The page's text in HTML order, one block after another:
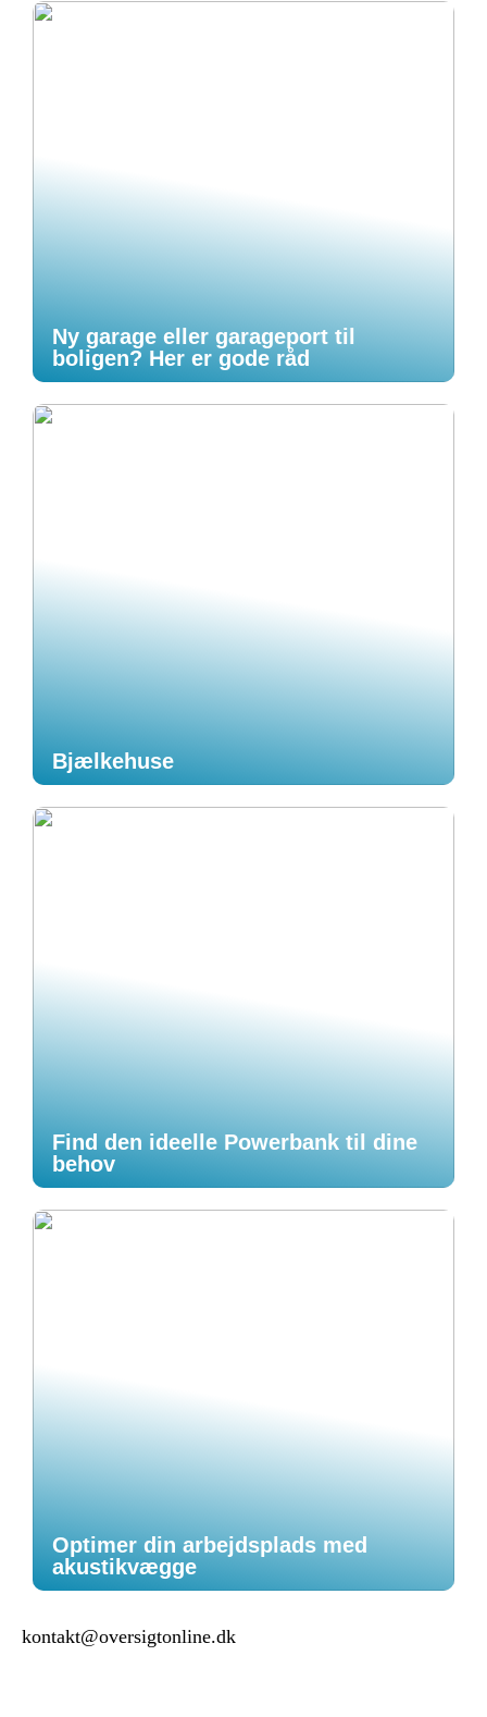
Ny garage eller garageport til
boligen? Her er gode råd
Bjælkehuse
Find den ideelle Powerbank til dine
behov
Optimer din arbejdsplads med
akustikvægge
kontakt@oversigtonline.dk